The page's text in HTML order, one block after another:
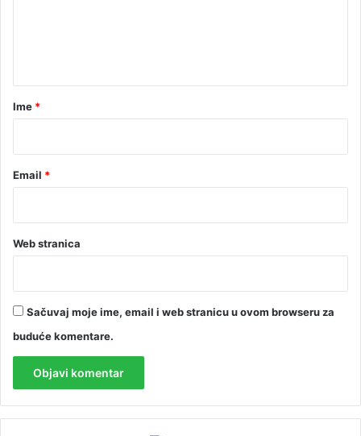
rIme *
Email *
Web stranica
Sačuvaj moje ime, email i web stranicu u ovom browseru za
buduće komentare.